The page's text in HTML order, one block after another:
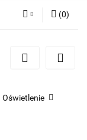
się
(0)
Oświetlenie